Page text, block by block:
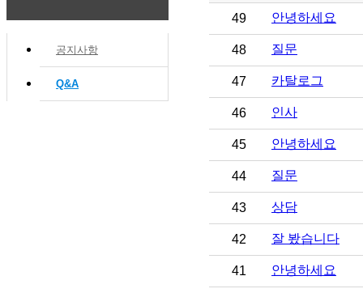
공지사항
Q&A
49 안녕하세요
48 질문
47 카탈로그
46 인사
45 안녕하세요
44 질문
43 상담
42 잘 봤습니다
41 안녕하세요